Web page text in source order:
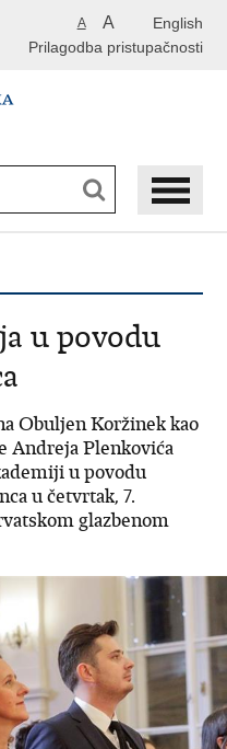
English
A A
Prilagodba pristupačnosti
u povodu
Obuljen Koržinek kao
Andreja Plenkovića
u povodu
u četvrtak, 7.
glazbenom